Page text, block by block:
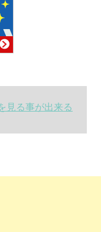
見る事が出来る